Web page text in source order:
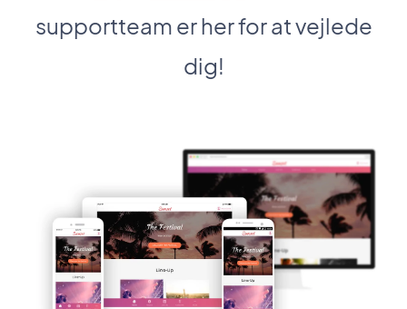
supportteam er her for at vejlede
dig!